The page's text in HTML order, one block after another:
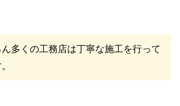
ん多くの工務店は丁寧な施工を行って